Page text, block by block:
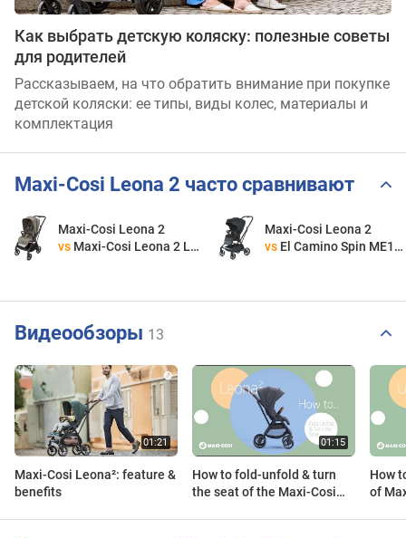
Как выбрать детскую коляску: полезные советы
для родителей
Рассказываем, на что обратить внимание при покупке
детской коляски: ее типы, виды колес, материалы и
комплектация
Maxi-Cosi Leona 2 часто сравнивают
Maxi-Cosi Leona 2
vs Maxi-Cosi Leona 2 Luxe
Maxi-Cosi Leona 2
vs El Camino Spin ME1138
Видеообзоры 13
Maxi-Cosi Leona²: feature &
benefits
How to fold-unfold & turn
the seat of the Maxi-Cosi
How
of